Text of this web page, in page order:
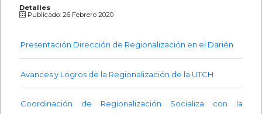
Detalles
Publicado: 26 Febrero 2020
Presentación Dirección de Regionalización en el Darién
Avances y Logros de la Regionalización de la UTCH
Coordinación de Regionalización Socializa con la